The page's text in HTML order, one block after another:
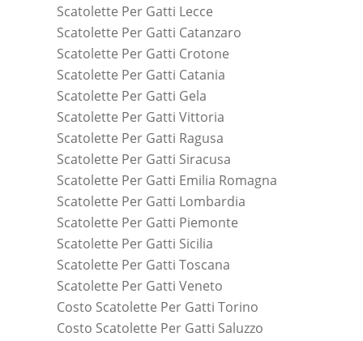
Scatolette Per Gatti Lecce
Scatolette Per Gatti Catanzaro
Scatolette Per Gatti Crotone
Scatolette Per Gatti Catania
Scatolette Per Gatti Gela
Scatolette Per Gatti Vittoria
Scatolette Per Gatti Ragusa
Scatolette Per Gatti Siracusa
Scatolette Per Gatti Emilia Romagna
Scatolette Per Gatti Lombardia
Scatolette Per Gatti Piemonte
Scatolette Per Gatti Sicilia
Scatolette Per Gatti Toscana
Scatolette Per Gatti Veneto
Costo Scatolette Per Gatti Torino
Costo Scatolette Per Gatti Saluzzo